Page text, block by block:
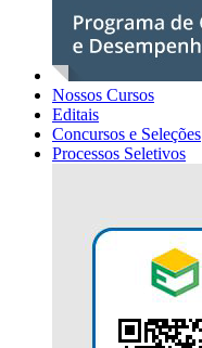
Nossos Cursos
Editais
Concursos e Seleções
Processos Seletivos